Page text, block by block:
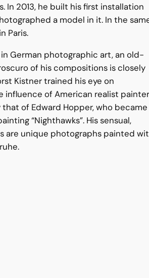
In 2013, he built his first installation
a model in it. In the
Paris.
German photographic art, an old-
of his compositions is closely
Kistner trained his eye on
influence of American realist
of Edward Hopper, who became
“Nighthawks”. His sensual,
are unique photographs painted